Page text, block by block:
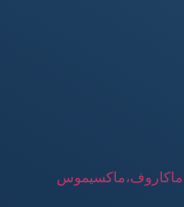
ماکاروف،ماکسیموس